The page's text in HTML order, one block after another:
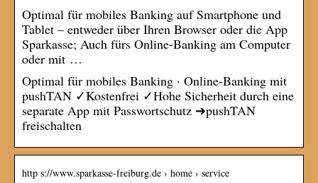
Optimal für mobiles Banking auf Smartphone und
Tablet – entweder über Ihren Browser oder die App
Sparkasse; Auch fürs Online-Banking am Computer
oder mit …
Optimal für mobiles Banking · Online-Banking mit
pushTAN ✓Kostenfrei ✓Hohe Sicherheit durch eine
separate App mit Passwortschutz ➜pushTAN
freischalten
http s://www.sparkasse-freiburg.de › home › service